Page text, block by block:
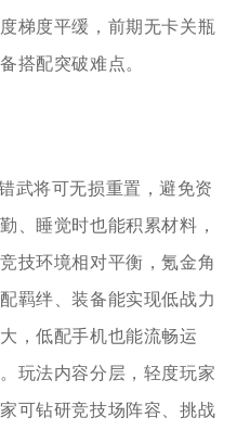
梯度平缓，前期无卡关瓶
搭配突破难点。
武将可无损重置，避免资
、睡觉时也能积累材料，
技环境相对平衡，氪金角
羁绊、装备能实现低战力
，低配手机也能流畅运
玩法内容分层，轻度玩家
可钻研竞技场阵容、挑战